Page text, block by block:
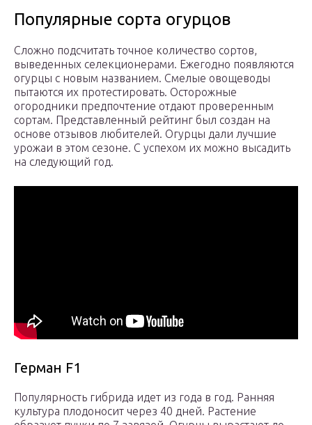
Популярные сорта огурцов
Сложно подсчитать точное количество сортов,
выведенных селекционерами. Ежегодно появляются
огурцы с новым названием. Смелые овощеводы
пытаются их протестировать. Осторожные
огородники предпочтение отдают проверенным
сортам. Представленный рейтинг был создан на
основе отзывов любителей. Огурцы дали лучшие
урожаи в этом сезоне. С успехом их можно высадить
на следующий год.
Герман F1
Популярность гибрида идет из года в год. Ранняя
культура плодоносит через 40 дней. Растение